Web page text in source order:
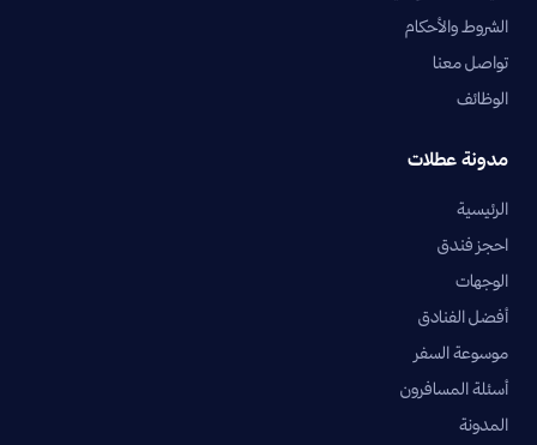
الشروط والأحكام
تواصل معنا
الوظائف
مدونة عطلات
الرئيسية
احجز فندق
الوجهات
أفضل الفنادق
موسوعة السفر
أسئلة المسافرون
المدونة